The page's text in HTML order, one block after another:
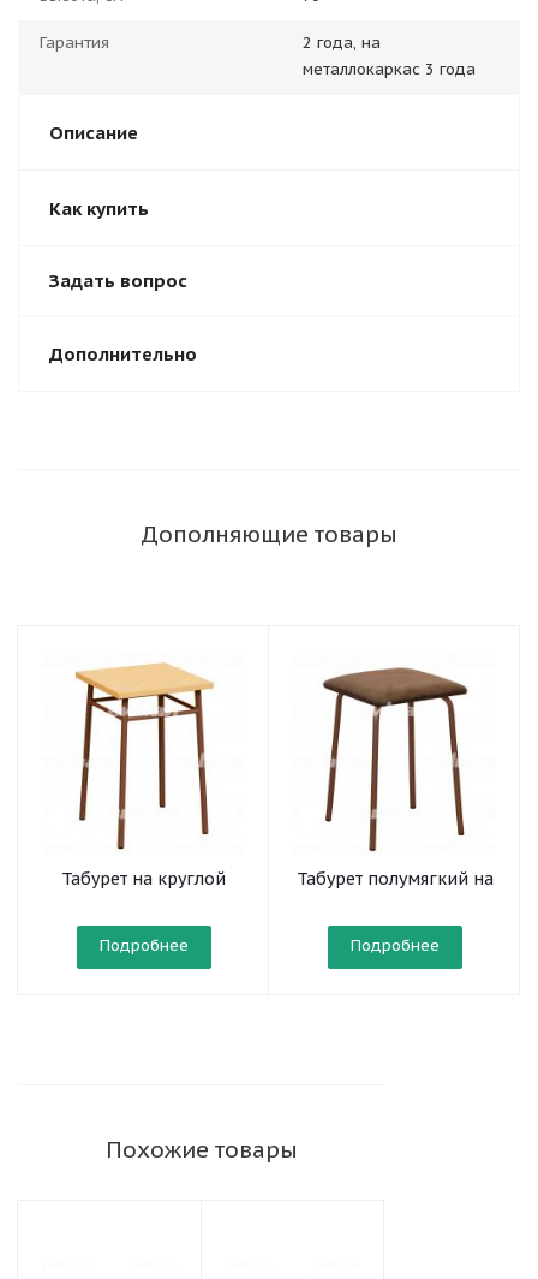
Гарантия
2 года, на
металлокаркас 3 года
Описание
Как купить
Задать вопрос
Дополнительно
Дополняющие товары
Табурет на круглой
Подробнее
Табурет полумягкий на
Подробнее
Похожие товары